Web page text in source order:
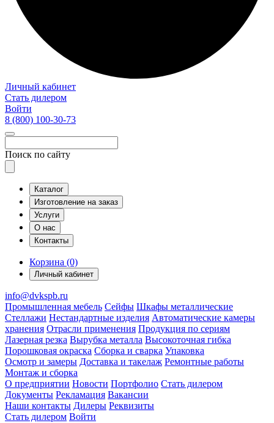
Личный кабинет
Стать дилером
Войти
8 (800) 100-30-73
Поиск по сайту
Каталог
Изготовление на заказ
Услуги
О нас
Контакты
Корзина (0)
Личный кабинет
info@dvkspb.ru
Промышленная мебель Сейфы Шкафы металлические
Стеллажи Нестандартные изделия Автоматические камеры
хранения Отрасли применения Продукция по сериям
Лазерная резка Вырубка металла Высокоточная гибка
Порошковая окраска Сборка и сварка Упаковка
Осмотр и замеры Доставка и такелаж Ремонтные работы
Монтаж и сборка
О предприятии Новости Портфолио Стать дилером
Документы Рекламация Вакансии
Наши контакты Дилеры Реквизиты
Стать дилером Войти